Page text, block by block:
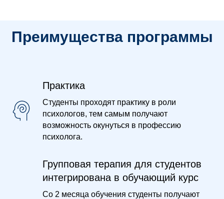
Преимущества программы
Практика
Студенты проходят практику в роли
психологов, тем самым получают
возможность окунуться в профессию
психолога.
Групповая терапия для студентов
интегрирована в обучающий курс
Со 2 месяца обучения студенты получают